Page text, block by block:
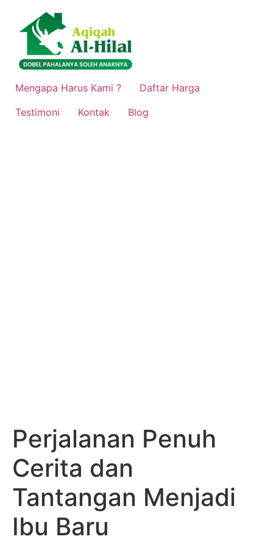
konten
Mengapa Harus Kami ?
Daftar Harga
Testimoni
Kontak Blog
Perjalanan Penuh
Cerita dan
Tantangan Menjadi
Ibu Baru